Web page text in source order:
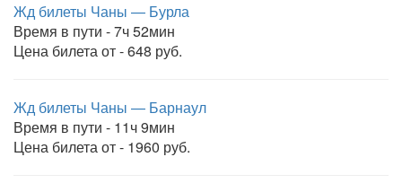
Жд билеты Чаны — Бурла
Время в пути - 7ч 52мин
Цена билета от - 648 руб.
Жд билеты Чаны — Барнаул
Время в пути - 11ч 9мин
Цена билета от - 1960 руб.